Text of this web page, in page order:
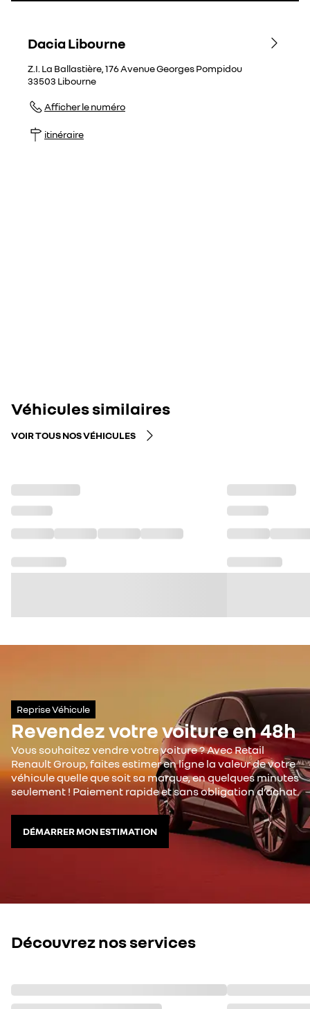
Dacia Libourne
Z.I. La Ballastière, 176 Avenue Georges Pompidou
33503 Libourne
Afficher le numéro
itinéraire
Véhicules similaires
VOIR TOUS NOS VÉHICULES
Reprise Véhicule
Revendez votre voiture en 48h
Vous souhaitez vendre votre voiture ? Avec Retail
Renault Group, faites estimer en ligne la valeur de votre
véhicule quelle que soit sa marque, en quelques minutes
seulement ! Paiement rapide et sans obligation d’achat.
DÉMARRER MON ESTIMATION
Découvrez nos services